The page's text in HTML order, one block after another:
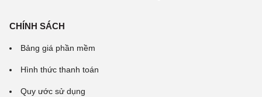
CHÍNH SÁCH
Bảng giá phần mềm
Hình thức thanh toán
Quy ước sử dụng